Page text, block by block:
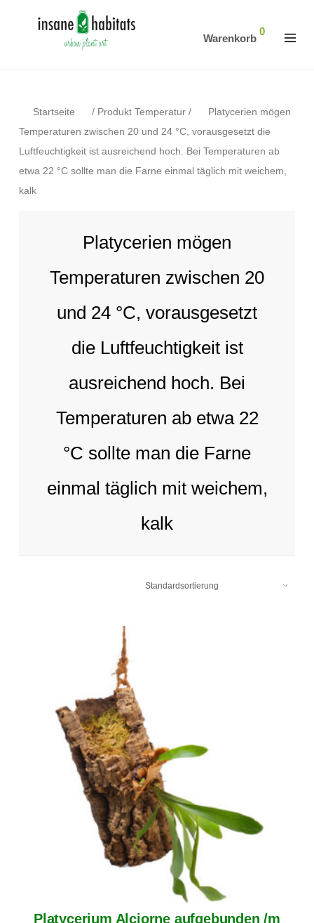
Warenkorb
0
Startseite / Produkt Temperatur /
Platycerien mögen
Temperaturen zwischen 20 und 24 °C, vorausgesetzt die
Luftfeuchtigkeit ist ausreichend hoch. Bei Temperaturen ab
etwa 22 °C sollte man die Farne einmal täglich mit weichem,
kalk
Platycerien mögen
Temperaturen zwischen 20
und 24 °C, vorausgesetzt
die Luftfeuchtigkeit ist
ausreichend hoch. Bei
Temperaturen ab etwa 22
°C sollte man die Farne
einmal täglich mit weichem,
kalk
Platycerium Alciorne aufgebunden /m